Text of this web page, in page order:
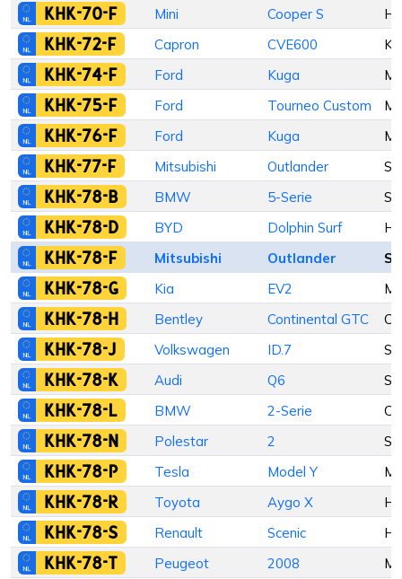
KHK-70-F Mini Cooper S
KHK-72-F Capron CVE600
KHK-74-F Ford Kuga
KHK-75-F Ford Tourneo Custom
KHK-76-F Ford Kuga
KHK-77-F Mitsubishi Outlander
KHK-78-B BMW 5-Serie
KHK-78-D BYD Dolphin Surf
KHK-78-F Mitsubishi Outlander
KHK-78-G Kia EV2
KHK-78-H Bentley Continental GTC
KHK-78-J Volkswagen ID.7
KHK-78-K Audi Q6
KHK-78-L BMW 2-Serie
KHK-78-N Polestar 2
KHK-78-P Tesla Model Y
KHK-78-R Toyota Aygo X
KHK-78-S Renault Scenic
KHK-78-T Peugeot 2008